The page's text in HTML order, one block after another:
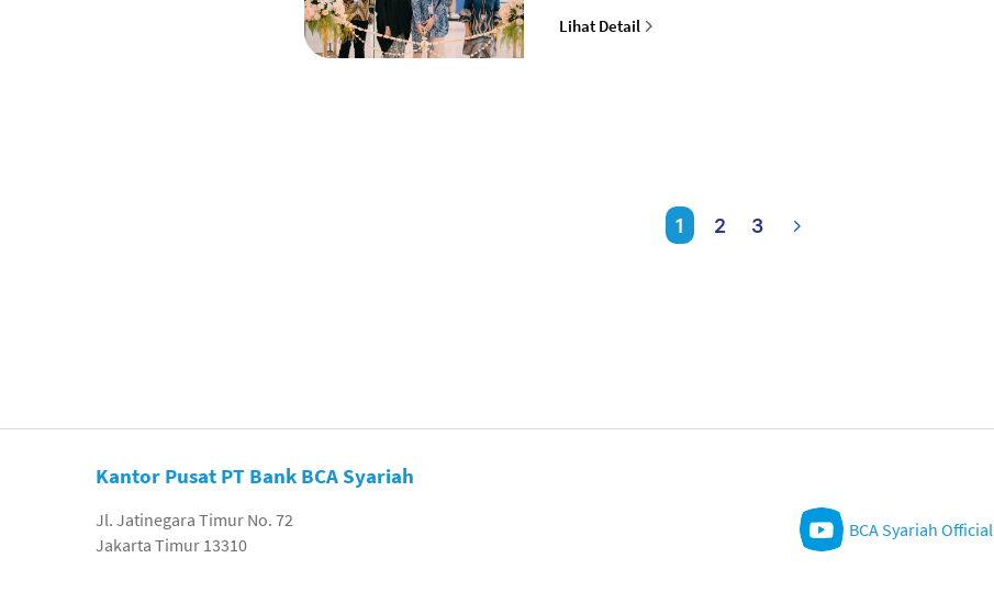
Lihat Detail
1 2 3
Kantor Pusat PT Bank BCA Syariah
Jl. Jatinegara Timur No. 72
Jakarta Timur 13310
BCA Syariah Official